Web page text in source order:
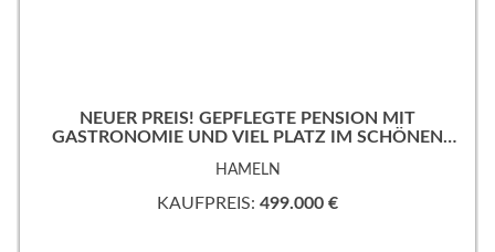
NEUER PREIS! GEPFLEGTE PENSION MIT
GASTRONOMIE UND VIEL PLATZ IM SCHÖNEN
HAMELN
KAUFPREIS: 499.000 €